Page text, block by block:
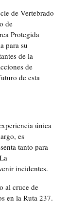
de Vertebrado
de
Protegida
para su
de la
de
de esta
única
es
tanto para
incidentes.
al cruce de
en la Ruta 237.